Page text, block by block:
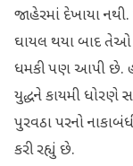
જાહેરમાં દેખાયા
ઘાયલ થયા બાદ તેઓ
ધમકી પણ આપી છે.
યુદ્ધને કાયમી ધોરણે
પુરવઠા પરનો
કરી રહ્યું છે.